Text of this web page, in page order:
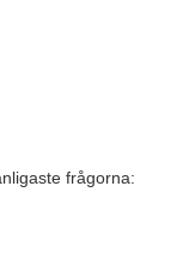
frågorna: